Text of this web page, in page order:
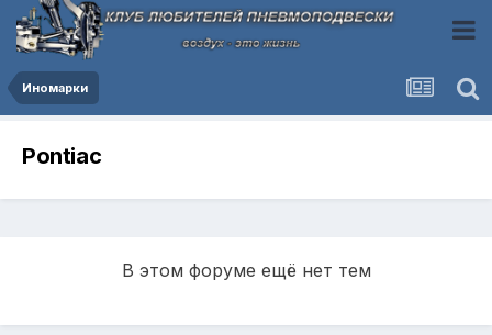
Иномарки
Pontiac
В этом форуме ещё нет тем